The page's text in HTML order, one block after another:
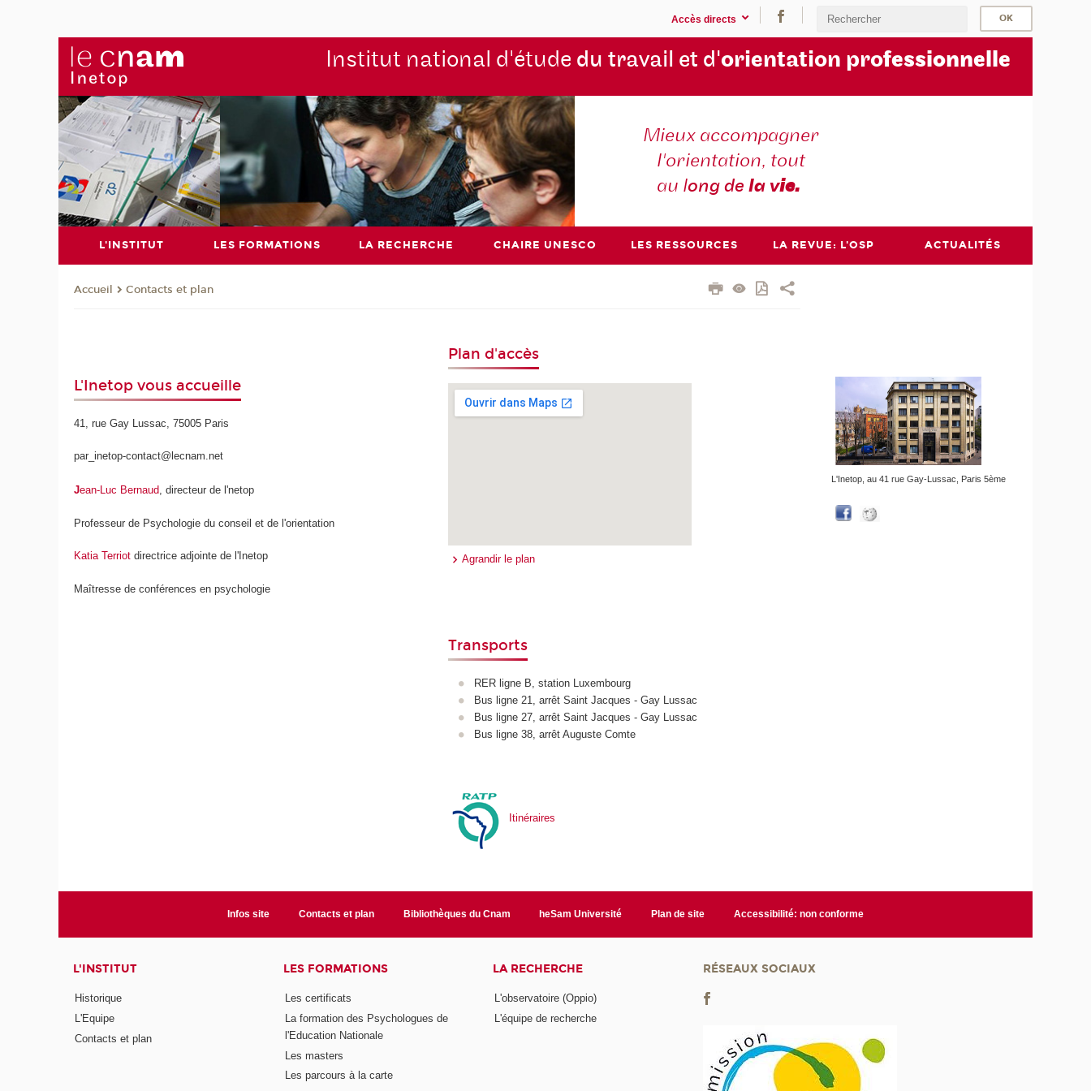
Accès directs
Institut national d'étude du travail et d'orientation professionnelle
Mieux accompagner
l'orientation, tout
au long dela vie.
L'INSTITUT LES FORMATIONS LA RECHERCHE CHAIRE UNESCO LES RESSOURCES LA REVUE: L'OSP ACTUALITÉS
Accueil Contacts et plan
L'Inetop vous accueille
41, rue Gay Lussac, 75005 Paris
par_inetop-contact@lecnam.net
Jean-Luc Bernaud, directeur de l'netop
Professeur de Psychologie du conseil et de l'orientation
Katia Terriot directrice adjointe de l'Inetop
Maîtresse de conférences en psychologie
Plan d'accès
Agrandir le plan
Transports
RER ligne B, station Luxembourg
Bus ligne 21, arrêt Saint Jacques - Gay Lussac
Bus ligne 27, arrêt Saint Jacques - Gay Lussac
Bus ligne 38, arrêt Auguste Comte
Itinéraires
L'Inetop, au 41 rue Gay-Lussac, Paris 5ème
Infos site Contacts et plan Bibliothèques du Cnam heSam Université Plan de site Accessibilité: non conforme
L'INSTITUT
Historique
L'Equipe
Contacts et plan
LES FORMATIONS
Les certificats
La formation des Psychologues de
l'Education Nationale
Les masters
Les parcours à la carte
LA RECHERCHE
L'observatoire (Oppio)
L'équipe de recherche
RÉSEAUX SOCIAUX